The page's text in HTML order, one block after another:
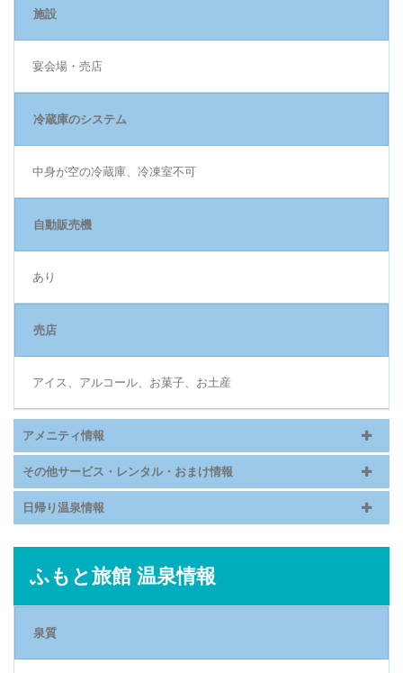
施設
宴会場・売店
冷蔵庫のシステム
中身が空の冷蔵庫、冷凍室不可
自動販売機
あり
売店
アイス、アルコール、お菓子、お土産
アメニティ情報
その他サービス・レンタル・おまけ情報
日帰り温泉情報
ふもと旅館 温泉情報
泉質